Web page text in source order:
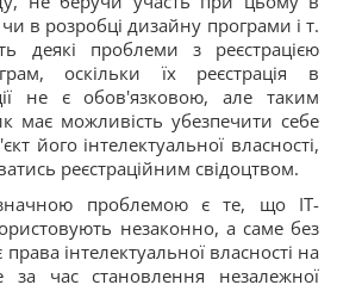
в розробці дизайну програми і т.
деякі проблеми з реєстрацією
оскільки їх реєстрація в
не є обов'язковою, але таким
має можливість убезпечити себе
його інтелектуальної власності,
реєстраційним свідоцтвом.
проблемою є те, що ІТ-
незаконно, а саме без
інтелектуальної власності на
за час становлення незалежної